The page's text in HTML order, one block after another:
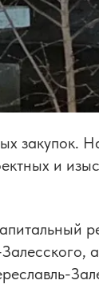
закупок.
и